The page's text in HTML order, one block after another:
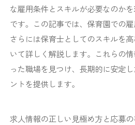
な雇用条件とスキルが必要なのか
です。この記事では、保育園での雇
さらには保育士としてのスキルを
いて詳しく解説します。これらの
った職場を見つけ、長期的に安定
ントを提供します。
求人情報の正しい見極め方と応募